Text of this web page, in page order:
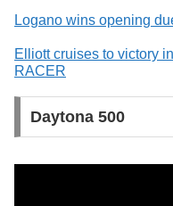
Logano wins opening
Elliott cruises to victory
RACER
Daytona 500